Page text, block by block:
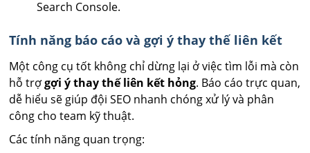
Search Console.
Tính năng báo cáo và gợi ý thay thế liên kết
Một công cụ tốt không chỉ dừng lại ở việc tìm lỗi mà còn
hỗ trợgợi ý thay thế liên kết hỏng. Báo cáo trực quan,
dễ hiểu sẽ giúp đội SEO nhanh chóng xử lý và phân
công cho team kỹ thuật.
Các tính năng quan trọng: